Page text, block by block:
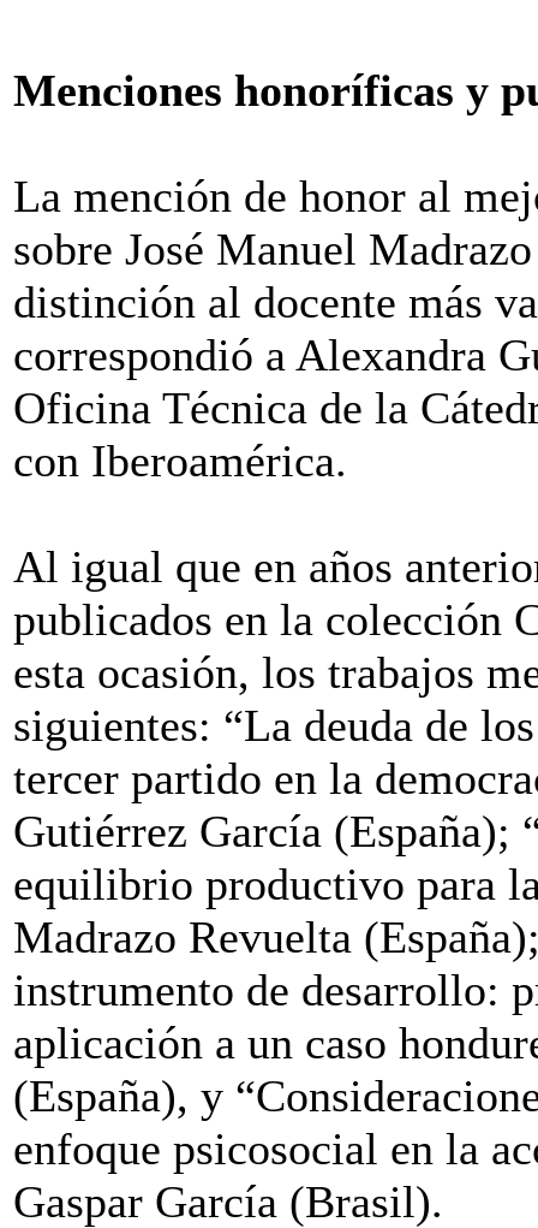
Menciones honoríficas y
La mención de honor al
sobre José Manuel
distinción al docente más
correspondió a Alexandra
Oficina Técnica de la
con Iberoamérica.
Al igual que en años
publicados en la colección
esta ocasión, los trabajos
siguientes: “La deuda de
tercer partido en la
Gutiérrez García (España);
equilibrio productivo para
Madrazo Revuelta
instrumento de desarrollo:
aplicación a un caso
(España), y
enfoque psicosocial en la
Gaspar García (Brasil).